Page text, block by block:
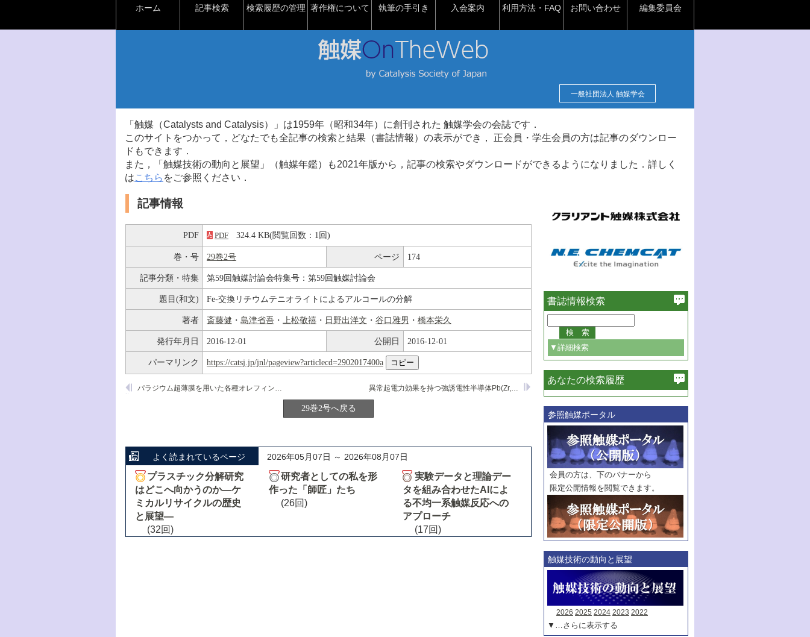
ホーム 記事検索 検索履歴の管理 著作権について 執筆の手引き 入会案内 利用方法・FAQ お問い合わせ 編集委員会
一般社団法人 触媒学会
「触媒（Catalysts and Catalysis）」は1959年（昭和34年）に創刊された 触媒学会の会誌です．
このサイトをつかって，どなたでも全記事の検索と結果（書誌情報）の表示ができ， 正会員・学生会員の方は記事のダウンロー
ドもできます．
また，「触媒技術の動向と展望」（触媒年鑑）も2021年版から，記事の検索やダウンロードができるようになりました．詳しく
はこちら をご参照ください．
記事情報
PDF PDF 324.4 KB(閲覧回数：1回)
巻・号 29巻2号 ページ 174
記事分類・特集 第59回触媒討論会特集号：第59回触媒討論会
題目(和文) Fe-交換リチウムテニオライトによるアルコールの分解
著者 斎藤健 ・ 島津省吾 ・ 上松敬禧 ・ 日野出洋文 ・ 谷口雅男 ・ 橋本栄久
発行年月日 2016-12-01 公開日 2016-12-01
パーマリンク https://catsj.jp/jnl/pageview?articlecd=2902017400a
異常起電力効果を持つ強誘電性半導体Pb(Zr,Ti)O 3の光触媒作用
パラジウム超薄膜を用いた各種オレフィンの部分水素化反応
29巻2号へ戻る
よく読まれているページ 2026年05月07日 ～ 2026年08月07日
プラスチック分解研究
はどこへ向かうのか―ケ
ミカルリサイクルの歴史
と展望―
(32回)
研究者としての私を形
作った「師匠」たち
(26回)
実験データと理論デー
タを組み合わせたAIによ
る不均一系触媒反応への
アプローチ
(17回)
書誌情報検索
▼詳細検索
必ず含む
巻・号指定
巻
号
範囲指定
巻
号～
巻
号
触媒年鑑
年度
記事種別
マーク：
マークあり
あなたの検索履歴
参照触媒ポータル
会員の方は、下のバナーから
限定公開情報を閲覧できます。
触媒技術の動向と展望
2026 2025 2024 2023 2022
▼…さらに表示する